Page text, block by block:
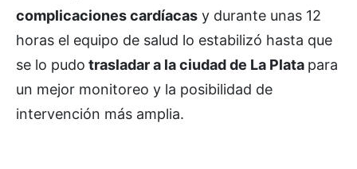
complicaciones cardíacas y durante unas 12
horas el equipo de salud lo estabilizó hasta que
se lo pudo trasladar a la ciudad de La Plata para
un mejor monitoreo y la posibilidad de
intervención más amplia.